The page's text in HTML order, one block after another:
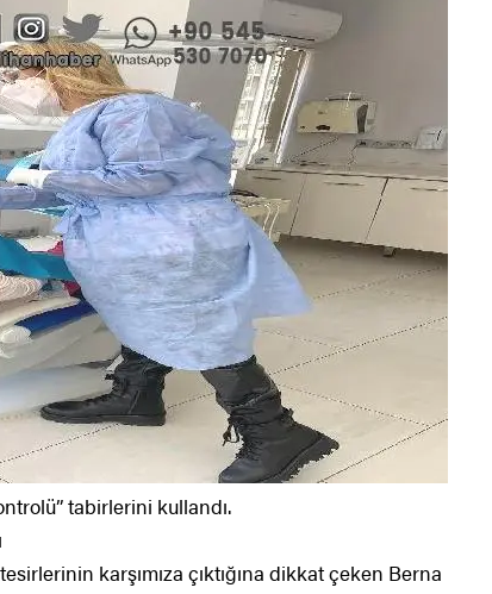
tabirlerini kullandı.
karşımıza çıktığına dikkat çeken Berna